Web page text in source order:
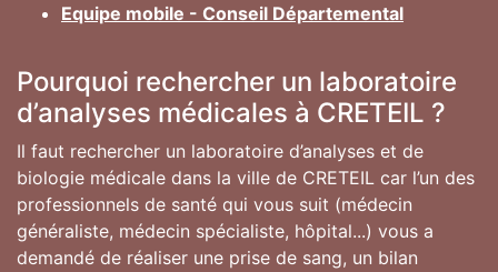
Equipe mobile - Conseil Départemental
Pourquoi rechercher un laboratoire
d’analyses médicales à CRETEIL ?
Il faut rechercher un laboratoire d’analyses et de
biologie médicale dans la ville de CRETEIL car l’un des
professionnels de santé qui vous suit (médecin
généraliste, médecin spécialiste, hôpital...) vous a
demandé de réaliser une prise de sang, un bilan